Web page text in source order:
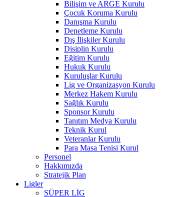
Bilişim ve ARGE Kurulu
Çocuk Koruma Kurulu
Danışma Kurulu
Denetleme Kurulu
Dış İlişkiler Kurulu
Disiplin Kurulu
Eğitim Kurulu
Hukuk Kurulu
Kuruluşlar Kurulu
Lig ve Organizasyon Kurulu
Merkez Hakem Kurulu
Sağlık Kurulu
Sponsor Kurulu
Tanıtım Medya Kurulu
Teknik Kurul
Veteranlar Kurulu
Para Masa Tenisi Kurul
Personel
Hakkımızda
Stratejik Plan
Ligler
SÜPER LİG